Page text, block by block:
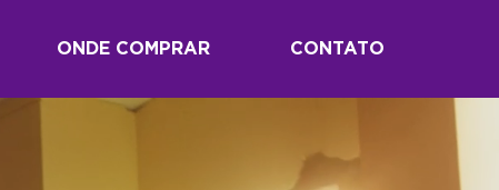
ONDE COMPRAR CONTATO